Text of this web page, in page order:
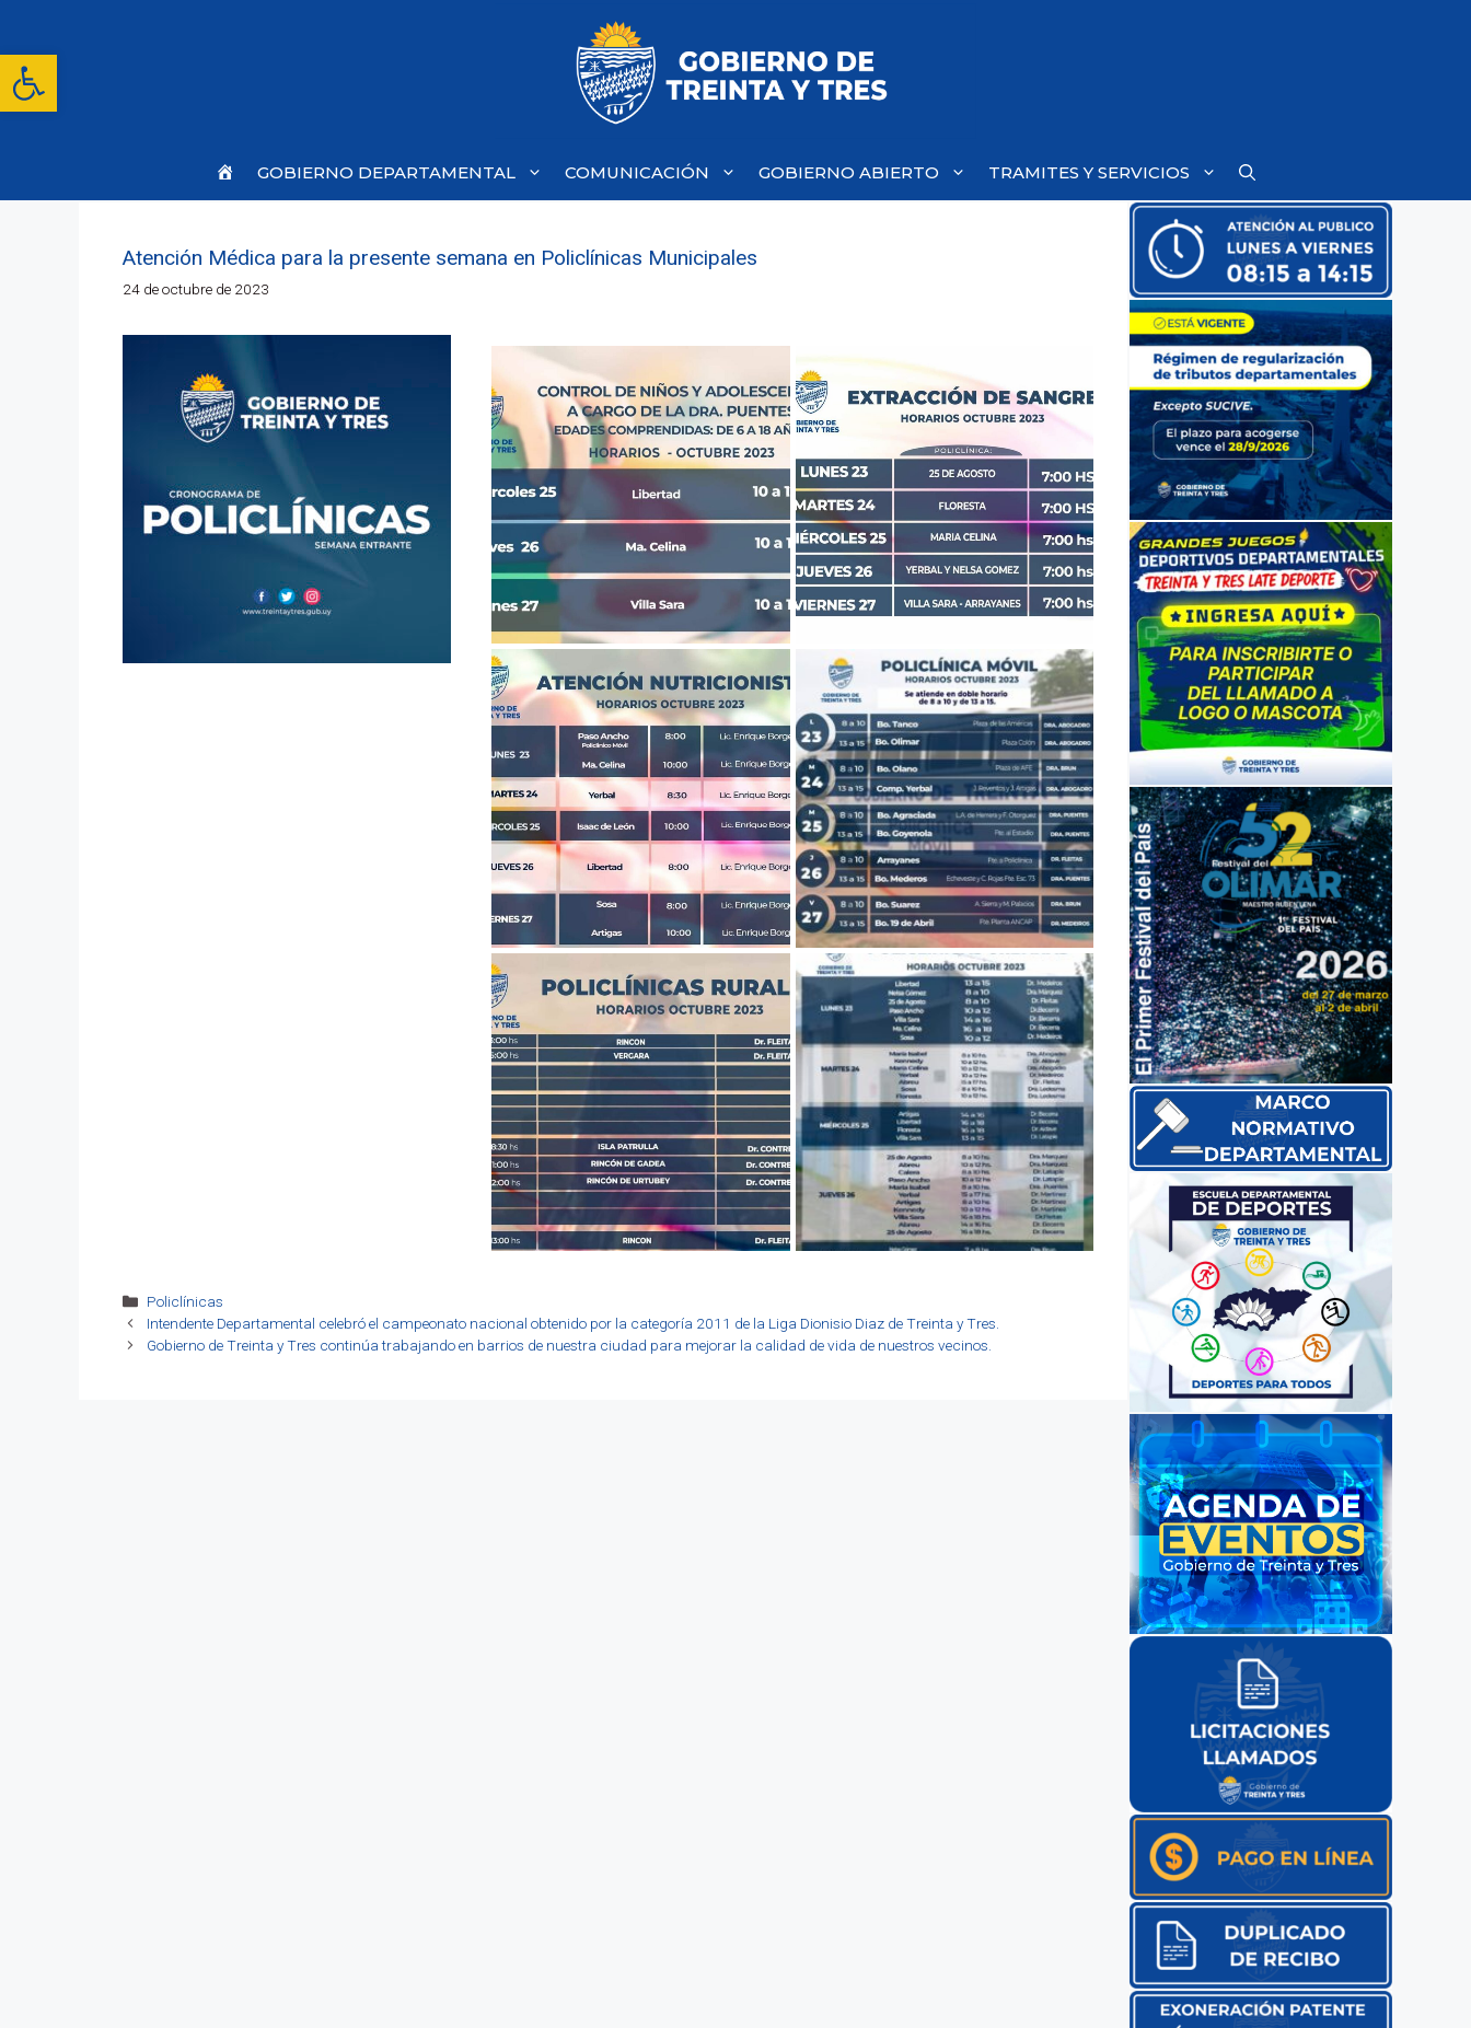
Abrir barra de herramientas
contenido
Inicio
GOBIERNO DEPARTAMENTAL COMUNICACIÓN GOBIERNO ABIERTO TRAMITES Y SERVICIOS
Atención Médica para la presente semana en Policlínicas Municipales
24 de octubre de 2023
Categorías
Policlínicas
Intendente Departamental celebró el campeonato nacional obtenido por la categoría 2011 de la Liga Dionisio Diaz de Treinta y Tres.
Gobierno de Treinta y Tres continúa trabajando en barrios de nuestra ciudad para mejorar la calidad de vida de nuestros vecinos.